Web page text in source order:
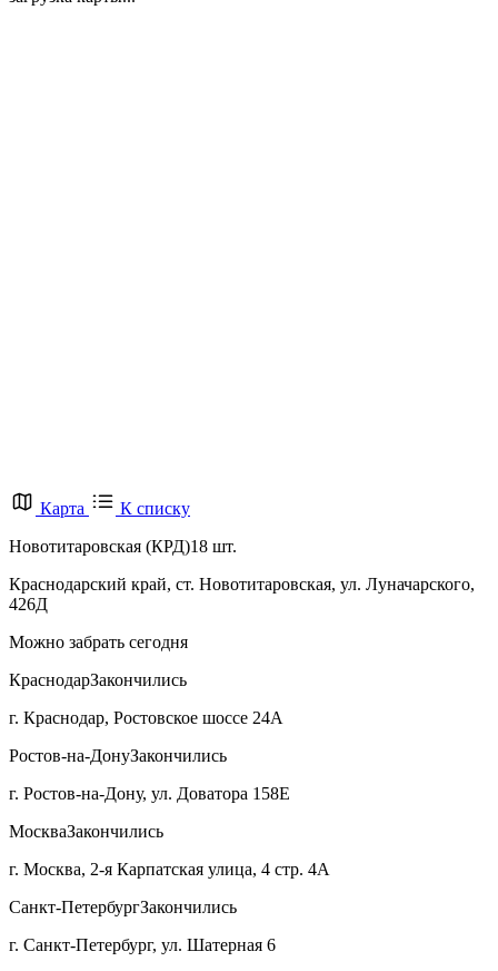
Карта
К списку
Новотитаровская (КРД)18 шт.
Краснодарский край, ст. Новотитаровская, ул. Луначарского,
426Д
Можно забрать сегодня
КраснодарЗакончились
г. Краснодар, Ростовское шоссе 24А
Ростов-на-ДонуЗакончились
г. Ростов-на-Дону, ул. Доватора 158Е
МоскваЗакончились
г. Москва, 2-я Карпатская улица, 4 стр. 4А
Санкт-ПетербургЗакончились
г. Санкт-Петербург, ул. Шатерная 6